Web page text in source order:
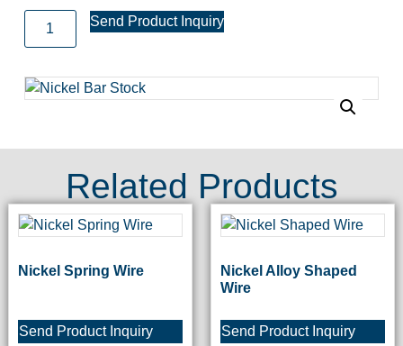
Send Product Inquiry
Related Products
Nickel Spring Wire
Send Product Inquiry
Nickel Alloy Shaped
Wire
Send Product Inquiry